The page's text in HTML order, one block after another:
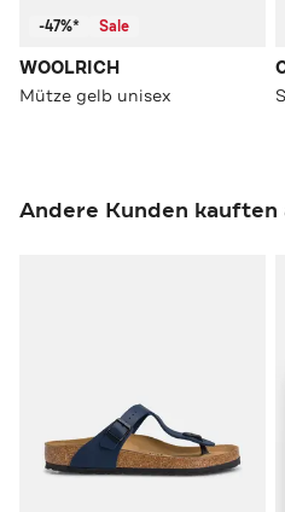
-47%* Sale
WOOLRICH
Mütze gelb unisex
Andere Kunden kauften